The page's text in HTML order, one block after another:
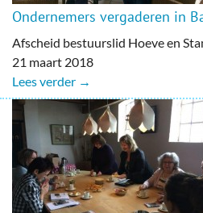
Ondernemers vergaderen in
Afscheid bestuurslid Hoeve en
21 maart 2018
Lees verder →